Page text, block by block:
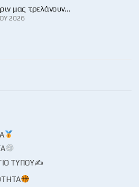
μας τρελάνουν…
2026
ΤΎΠΟΥ✍